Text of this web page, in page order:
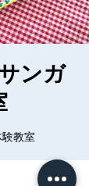
ンガ
教室